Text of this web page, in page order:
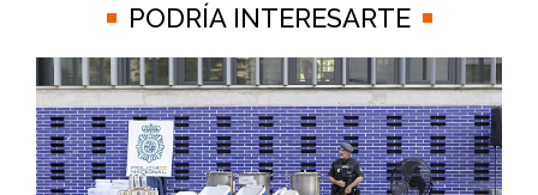
PODRÍA INTERESARTE